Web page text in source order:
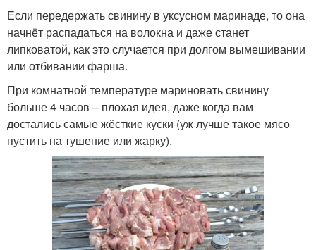
Если передержать свинину в уксусном маринаде, то она
начнёт распадаться на волокна и даже станет
липковатой, как это случается при долгом вымешивании
или отбивании фарша.
При комнатной температуре мариновать свинину
больше 4 часов – плохая идея, даже когда вам
достались самые жёсткие куски (уж лучше такое мясо
пустить на тушение или жарку).